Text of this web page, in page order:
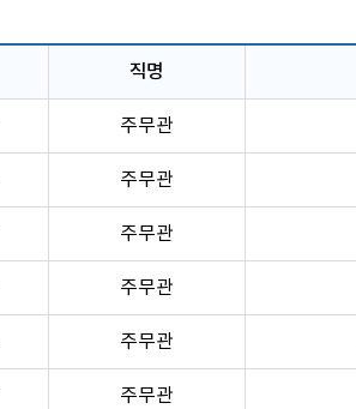
직명
주무관
주무관
주무관
주무관
주무관
주무관